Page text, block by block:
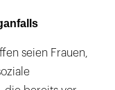
seien Frauen,